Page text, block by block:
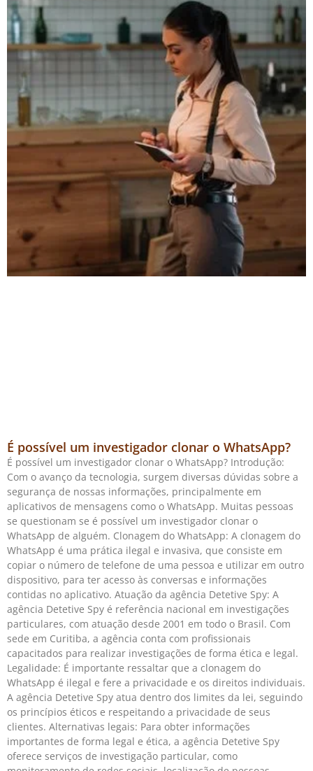
É possível um investigador clonar o WhatsApp?
É possível um investigador clonar o WhatsApp? Introdução:
Com o avanço da tecnologia, surgem diversas dúvidas sobre a
segurança de nossas informações, principalmente em
aplicativos de mensagens como o WhatsApp. Muitas pessoas
se questionam se é possível um investigador clonar o
WhatsApp de alguém. Clonagem do WhatsApp: A clonagem do
WhatsApp é uma prática ilegal e invasiva, que consiste em
copiar o número de telefone de uma pessoa e utilizar em outro
dispositivo, para ter acesso às conversas e informações
contidas no aplicativo. Atuação da agência Detetive Spy: A
agência Detetive Spy é referência nacional em investigações
particulares, com atuação desde 2001 em todo o Brasil. Com
sede em Curitiba, a agência conta com profissionais
capacitados para realizar investigações de forma ética e legal.
Legalidade: É importante ressaltar que a clonagem do
WhatsApp é ilegal e fere a privacidade e os direitos individuais.
A agência Detetive Spy atua dentro dos limites da lei, seguindo
os princípios éticos e respeitando a privacidade de seus
clientes. Alternativas legais: Para obter informações
importantes de forma legal e ética, a agência Detetive Spy
oferece serviços de investigação particular, como